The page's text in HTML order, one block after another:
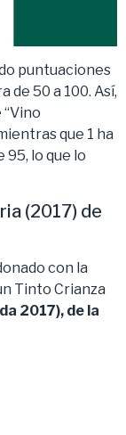
puntuaciones
de 50 a 100. Así,
que 1 ha
lo que lo
(2017) de
con la
Tinto Crianza
2017), de la